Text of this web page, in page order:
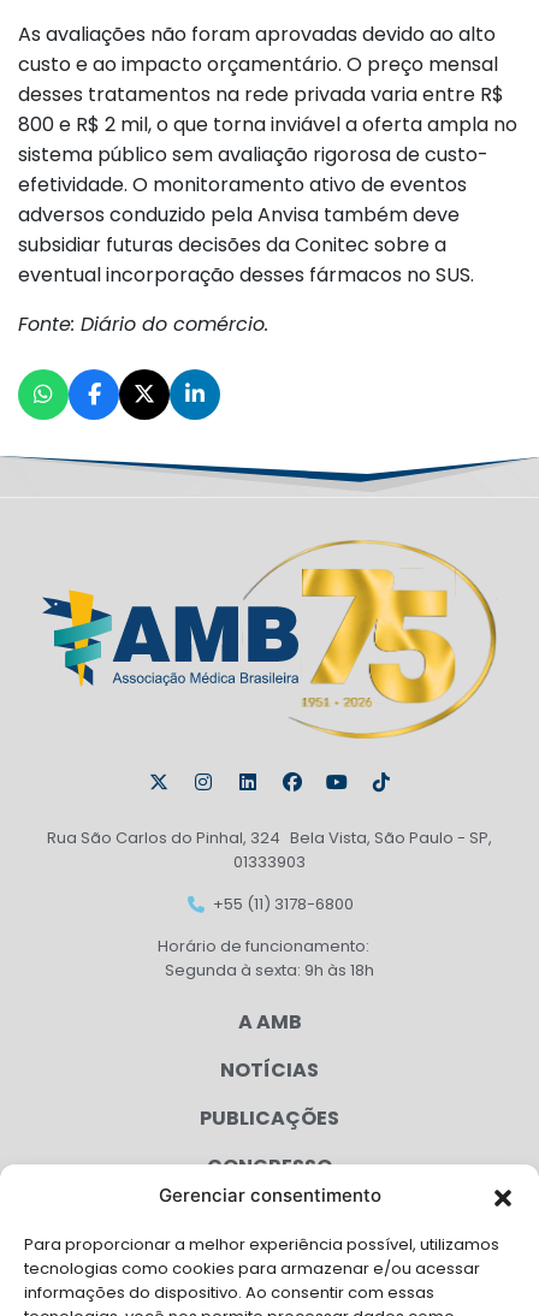
Gerenciar consentimento
Para proporcionar a melhor experiência possível, utilizamos
tecnologias como cookies para armazenar e/ou acessar
informações do dispositivo. Ao consentir com essas
As avaliações não foram aprovadas devido ao alto
custo e ao impacto orçamentário. O preço mensal
desses tratamentos na rede privada varia entre R$
800 e R$ 2 mil, o que torna inviável a oferta ampla no
sistema público sem avaliação rigorosa de custo-
efetividade. O monitoramento ativo de eventos
adversos conduzido pela Anvisa também deve
subsidiar futuras decisões da Conitec sobre a
eventual incorporação desses fármacos no SUS.
Fonte: Diário do comércio.
Rua São Carlos do Pinhal, 324 Bela Vista, São Paulo - SP,
01333903
+55 (11) 3178-6800
Horário de funcionamento:
Segunda à sexta: 9h às 18h
A AMB
NOTÍCIAS
PUBLICAÇÕES
CONGRESSO
CAMPANHAS